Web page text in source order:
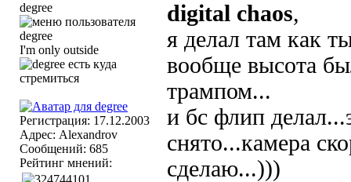
degree
I'm only outside
Регистрация: 17.12.2003
Адрес: Alexandrov
Сообщений: 685
Рейтинг мнений:
digital chaos,
я делал там как
вообще высота
трампом...
и бс флип
снято...камера
сделаю...)))